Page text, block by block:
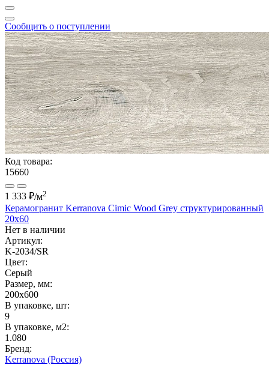
Сообщить о поступлении
Код товара:
15660
1 333 ₽/м2
Керамогранит Kerranova Cimic Wood Grey структурированный
20x60
Нет в наличии
Артикул:
K-2034/SR
Цвет:
Серый
Размер, мм:
200x600
В упаковке, шт:
9
В упаковке, м2:
1.080
Бренд:
Kerranova (Россия)